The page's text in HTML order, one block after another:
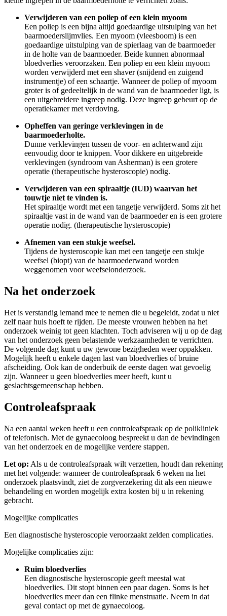
Verwijderen van een poliep of een klein myoom
Een poliep is een bijna altijd goedaardige uitstulping van het
baarmoederslijmvlies. Een myoom (vleesboom) is een
goedaardige uitstulping van de spierlaag van de baarmoeder
in de holte van de baarmoeder. Beide kunnen abnormaal
bloedverlies veroorzaken. Een poliep en een klein myoom
worden verwijderd met een shaver (snijdend en zuigend
instrumentje) of een schaartje. Wanneer de poliep of myoom
groter is of gedeeltelijk in de wand van de baarmoeder ligt, is
een uitgebreidere ingreep nodig. Deze ingreep gebeurt op de
operatiekamer met verdoving.
Opheffen van geringe verklevingen in de
baarmoederholte.
Dunne verklevingen tussen de voor- en achterwand zijn
eenvoudig door te knippen. Voor dikkere en uitgebreide
verklevingen (syndroom van Asherman) is een grotere
operatie (therapeutische hysteroscopie) nodig.
Verwijderen van een spiraaltje (IUD) waarvan het
touwtje niet te vinden is.
Het spiraaltje wordt met een tangetje verwijderd. Soms zit het
spiraaltje vast in de wand van de baarmoeder en is een grotere
operatie nodig. (therapeutische hysteroscopie)
Afnemen van een stukje weefsel.
Tijdens de hysteroscopie kan met een tangetje een stukje
weefsel (biopt) van de baarmoederwand worden
weggenomen voor weefselonderzoek.
Na het onderzoek
Het is verstandig iemand mee te nemen die u begeleidt, zodat u niet
zelf naar huis hoeft te rijden. De meeste vrouwen hebben na het
onderzoek weinig tot geen klachten. Toch adviseren wij u op de dag
van het onderzoek geen belastende werkzaamheden te verrichten.
De volgende dag kunt u uw gewone bezigheden weer oppakken.
Mogelijk heeft u enkele dagen last van bloedverlies of bruine
afscheiding. Ook kan de onderbuik de eerste dagen wat gevoelig
zijn. Wanneer u geen bloedverlies meer heeft, kunt u
geslachtsgemeenschap hebben.
Controleafspraak
Na een aantal weken heeft u een controleafspraak op de polikliniek
of telefonisch. Met de gynaecoloog bespreekt u dan de bevindingen
van het onderzoek en de mogelijke verdere stappen.
Let op: Als u de controleafspraak wilt verzetten, houdt dan rekening
met het volgende: wanneer de controleafspraak 6 weken na het
onderzoek plaatsvindt, ziet de zorgverzekering dit als een nieuwe
behandeling en worden mogelijk extra kosten bij u in rekening
gebracht.
Mogelijke complicaties
Een diagnostische hysteroscopie veroorzaakt zelden complicaties.
Mogelijke complicaties zijn:
Ruim bloedverlies
Een diagnostische hysteroscopie geeft meestal wat
bloedverlies. Dit stopt binnen een paar dagen. Soms is het
bloedverlies meer dan een flinke menstruatie. Neem in dat
geval contact op met de gynaecoloog.